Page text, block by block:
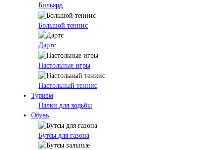
Бильярд
Большой теннис
Дартс
Настольные игры
Настольный теннис
Туризм
Палки для ходьбы
Обувь
Бутсы для газона